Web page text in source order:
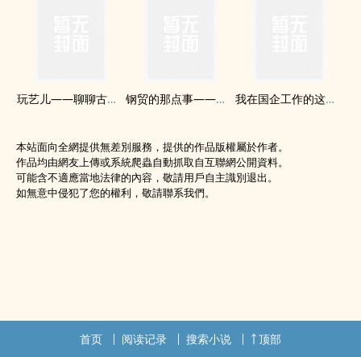
玩艺儿——聊聊古玩行里的那些事 钢贸的那点事——细数钢贸链各环节罪与罚 我在国企工作的这六年
本站面向全網提供無差別服務，提供的作品版權屬於作者。
作品均由網友上傳或系統爬蟲自動抓取自互聯網公開資料。
可能含不適應當地法律的內容，敬請用戶自主識別退出。
如無意中侵犯了您的權利，敬請聯系我們。
首页 阅读记录 搜索小说 顶部